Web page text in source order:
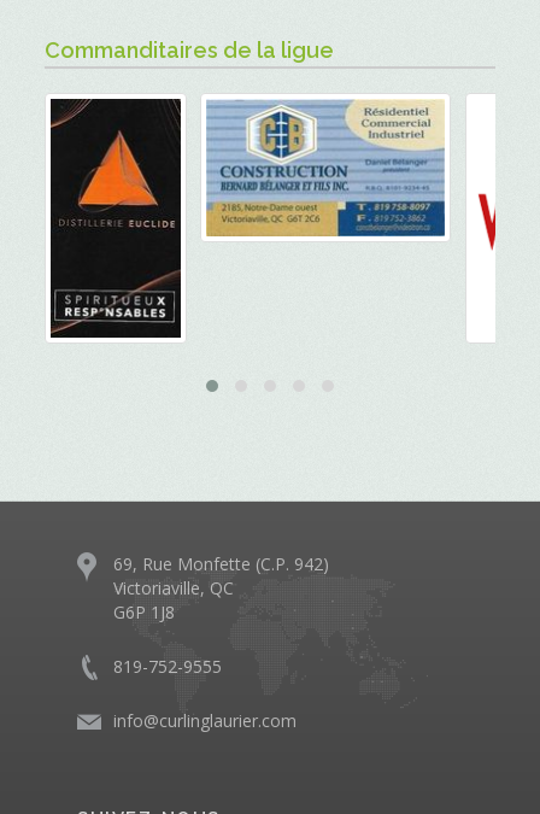
Commanditaires de la ligue
69, Rue Monfette (C.P. 942)
Victoriaville, QC
G6P 1J8
819-752-9555
info@curlinglaurier.com